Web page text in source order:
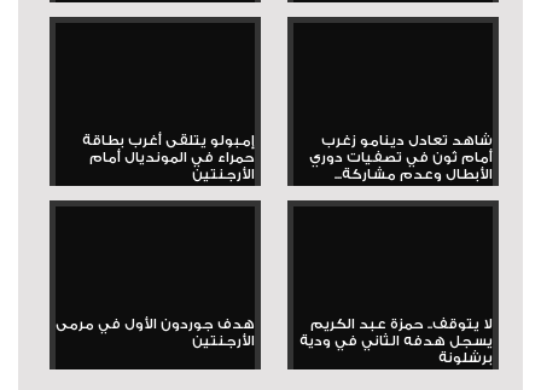
شاهد تعادل دينامو زغرب
أمام ثون في تصفيات دوري
الأبطال وعدم مشاركة...
إمبولو يتلقى أغرب بطاقة
حمراء في المونديال أمام
الأرجنتين
لا يتوقف.. حمزة عبد الكريم
يسجل هدفه الثاني في ودية
برشلونة
هدف جوردون الأول في مرمى
الأرجنتين